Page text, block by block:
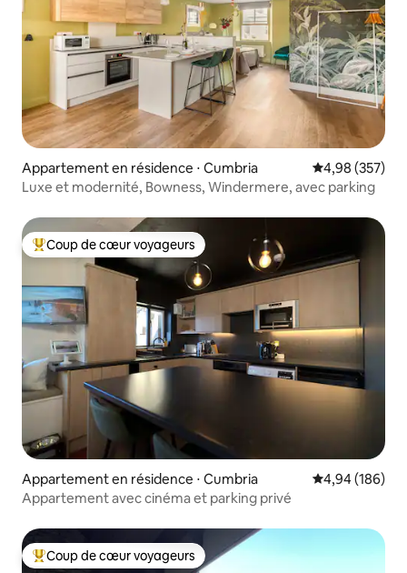
Appartement en résidence ⋅ Cumbria Évaluation
4,98 (357)
Luxe et modernité, Bowness, Windermere, avec parking
Coups de cœur voyageurs les plus appréciés
Coup de cœur voyageurs
Appartement en résidence ⋅ Cumbria Évaluation
4,94 (186)
Appartement avec cinéma et parking privé
Coups de cœur voyageurs les plus appréciés
Coup de cœur voyageurs